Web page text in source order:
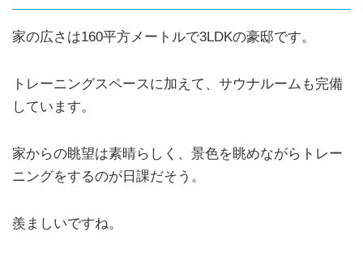
家の広さは160平方メートルで3LDKの豪邸です。
トレーニングスペースに加えて、サウナルームも完備
しています。
家からの眺望は素晴らしく、景色を眺めながらトレー
ニングをするのが日課だそう。
羨ましいですね。